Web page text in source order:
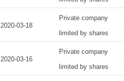
2020-03-18
Private company
limited by shares
2020-03-16
Private company
limited by shares